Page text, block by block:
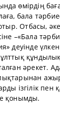
өмірдің
бала
Отбасы,
–«Бала
деуінде
әрекет.
ізгілік пен
қонымды.